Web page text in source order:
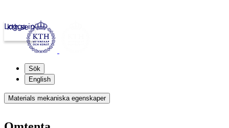
kth.se
Logga in
Sök
English
Materials mekaniska egenskaper